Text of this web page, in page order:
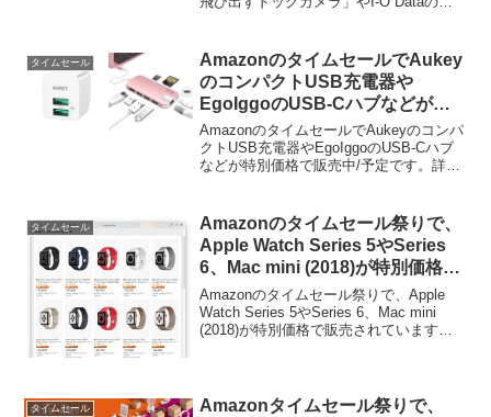
予定。
タイムセール
AmazonのタイムセールでAukey
のコンパクトUSB充電器や
EgoIggoのUSB-Cハブなどが特
別価格で販売中。
AmazonのタイムセールでAukeyのコンパ
クトUSB充電器やEgoIggoのUSB-Cハブ
などが特別価格で販売中/予定です。詳細
タイムセール
Amazonのタイムセール祭りで、
Apple Watch Series 5やSeries
6、Mac mini (2018)が特別価格で
販売中。
Amazonのタイムセール祭りで、Apple
Watch Series 5やSeries 6、Mac mini
(2018)が特別価格で販売されています。
タイムセール
Amazonタイムセール祭りで、